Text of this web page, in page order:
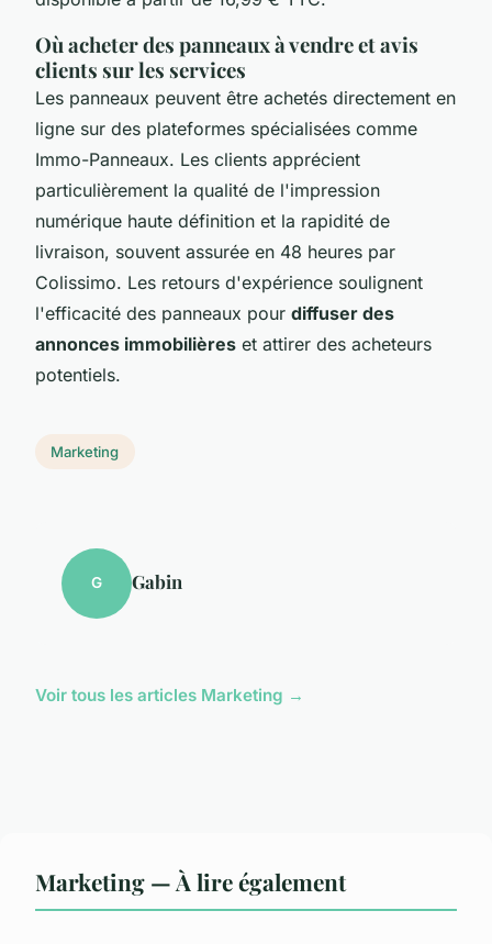
Où acheter des panneaux à vendre et avis
clients sur les services
Les panneaux peuvent être achetés directement en
ligne sur des plateformes spécialisées comme
Immo-Panneaux. Les clients apprécient
particulièrement la qualité de l'impression
numérique haute définition et la rapidité de
livraison, souvent assurée en 48 heures par
Colissimo. Les retours d'expérience soulignent
l'efficacité des panneaux pour diffuser des
annonces immobilières et attirer des acheteurs
potentiels.
Marketing
G Gabin
Voir tous les articles Marketing →
Marketing — À lire également